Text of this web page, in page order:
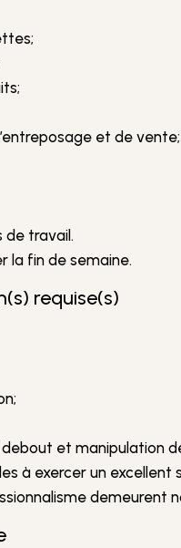
et de vente;
de travail.
la fin de semaine.
requise(s)
et manipulation
à exercer un excellent
demeurent